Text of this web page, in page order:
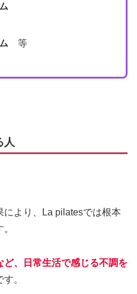
等
人
より、La pilatesでは根本
ど、日常生活で感じる不調を
。